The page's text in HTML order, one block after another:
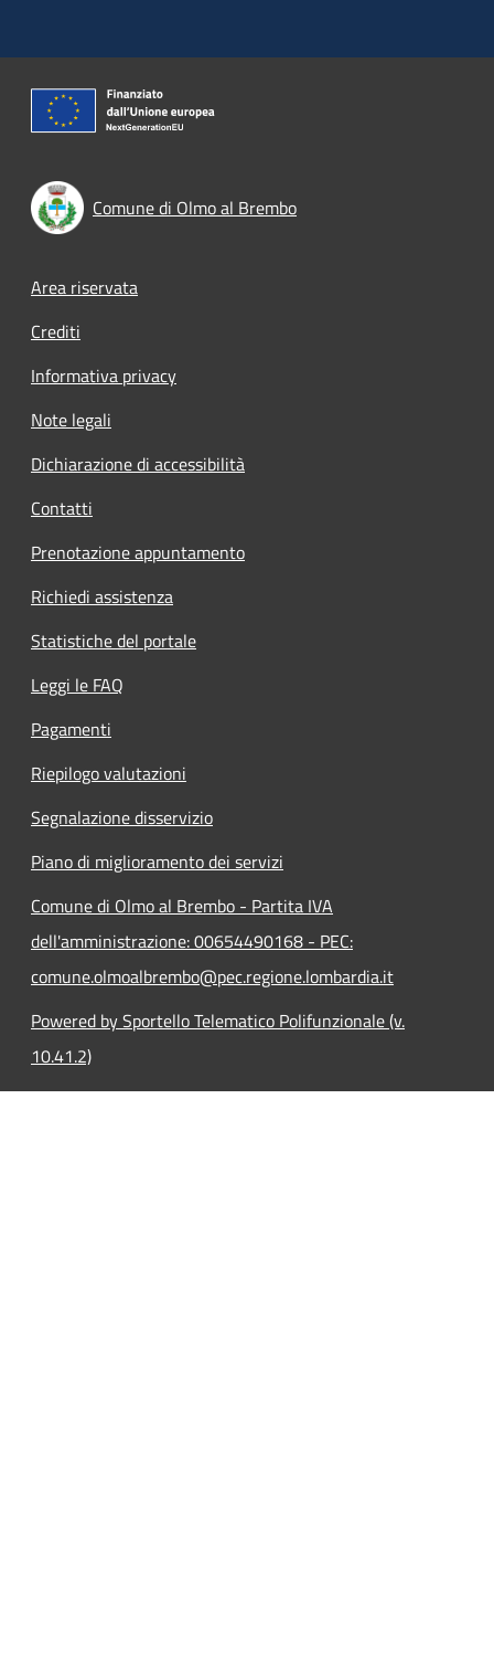
Comune di Olmo al Brembo
Footer menu
Area riservata
Crediti
Informativa privacy
Note legali
Dichiarazione di accessibilità
Contatti
Prenotazione appuntamento
Richiedi assistenza
Statistiche del portale
Leggi le FAQ
Pagamenti
Riepilogo valutazioni
Segnalazione disservizio
Piano di miglioramento dei servizi
Comune di Olmo al Brembo - Partita IVA
dell'amministrazione: 00654490168 - PEC:
comune.olmoalbrembo@pec.regione.lombardia.it
Powered by Sportello Telematico Polifunzionale (v.
10.41.2)